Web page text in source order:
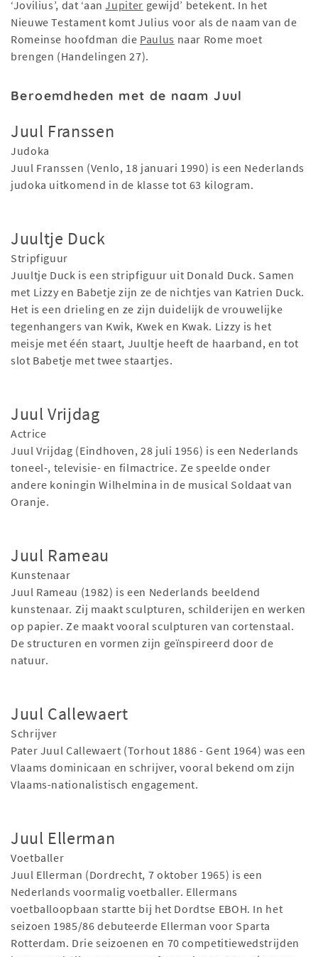
‘Jovilius’, dat ‘aanJupiter gewijd’ betekent. In het
Nieuwe Testament komt Julius voor als de naam van de
Romeinse hoofdman die Paulus naar Rome moet
brengen (Handelingen 27).
Beroemdheden met de naam Juul
Juul Franssen
Judoka
Juul Franssen (Venlo, 18 januari 1990) is een Nederlands
judoka uitkomend in de klasse tot 63 kilogram.
Juultje Duck
Stripfiguur
Juultje Duck is een stripfiguur uit Donald Duck. Samen
met Lizzy en Babetje zijn ze de nichtjes van Katrien Duck.
Het is een drieling en ze zijn duidelijk de vrouwelijke
tegenhangers van Kwik, Kwek en Kwak. Lizzy is het
meisje met één staart, Juultje heeft de haarband, en tot
slot Babetje met twee staartjes.
Juul Vrijdag
Actrice
Juul Vrijdag (Eindhoven, 28 juli 1956) is een Nederlands
toneel-, televisie- en filmactrice. Ze speelde onder
andere koningin Wilhelmina in de musical Soldaat van
Oranje.
Juul Rameau
Kunstenaar
Juul Rameau (1982) is een Nederlands beeldend
kunstenaar. Zij maakt sculpturen, schilderijen en werken
op papier. Ze maakt vooral sculpturen van cortenstaal.
De structuren en vormen zijn geïnspireerd door de
natuur.
Juul Callewaert
Schrijver
Pater Juul Callewaert (Torhout 1886 - Gent 1964) was een
Vlaams dominicaan en schrijver, vooral bekend om zijn
Vlaams-nationalistisch engagement.
Juul Ellerman
Voetballer
Juul Ellerman (Dordrecht, 7 oktober 1965) is een
Nederlands voormalig voetballer. Ellermans
voetballoopbaan startte bij het Dordtse EBOH. In het
seizoen 1985/86 debuteerde Ellerman voor Sparta
Rotterdam. Drie seizoenen en 70 competitiewedstrijden